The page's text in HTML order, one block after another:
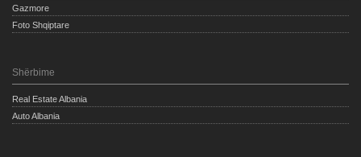
Gazmore
Foto Shqiptare
Shërbime
Real Estate Albania
Auto Albania